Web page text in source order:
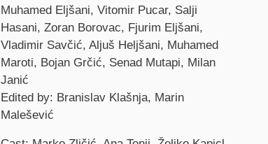
Muhamed Eljšani, Vitomir Pucar, Salji
Hasani, Zoran Borovac, Fjurim Eljšani,
Vladimir Savčić, Aljuš Heljšani, Muhamed
Maroti, Bojan Grčić, Senad Mutapi, Milan
Janić
Edited by: Branislav Klašnja, Marin
Malešević